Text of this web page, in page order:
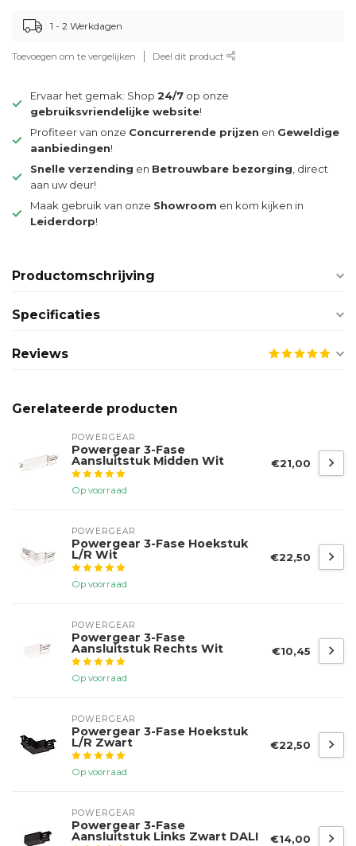
1 - 2 Werkdagen
Toevoegen om te vergelijken Deel dit product
Ervaar het gemak: Shop 24/7 op onze
gebruiksvriendelijke website!
Profiteer van onze Concurrerende prijzen en Geweldige
aanbiedingen!
Snelle verzending en Betrouwbare bezorging , direct
aan uw deur!
Maak gebruik van onze Showroom en kom kijken in
Leiderdorp!
Productomschrijving
Specificaties
Reviews
Gerelateerde producten
POWERGEAR
Powergear 3-Fase
Aansluitstuk Midden Wit
Op voorraad
€21,00
POWERGEAR
Powergear 3-Fase Hoekstuk
L/R Wit
Op voorraad
€22,50
POWERGEAR
Powergear 3-Fase
Aansluitstuk Rechts Wit
Op voorraad
€10,45
POWERGEAR
Powergear 3-Fase Hoekstuk
L/R Zwart
Op voorraad
€22,50
POWERGEAR
Powergear 3-Fase
Aansluitstuk Links Zwart DALI €14,00